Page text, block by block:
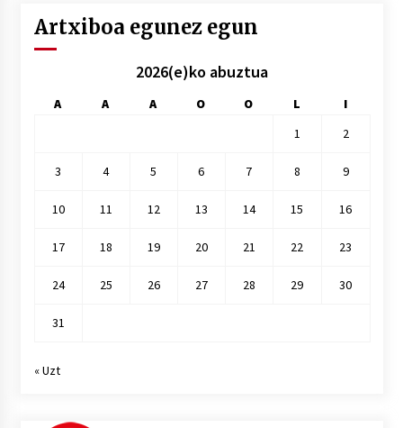
Artxiboa egunez egun
2026(e)ko abuztua
A A A O O L
I
1
2
3 4 5 6 7 8 9
10 11 12 13 14 15 16
17 18 19 20 21 22 23
24 25 26 27 28 29 30
31
« Uzt